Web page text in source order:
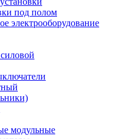
под полом
электрооборудование
модульные